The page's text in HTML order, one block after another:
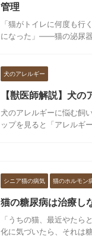
管理
「猫がトイレに何度も行
になった」——猫の泌尿器
犬のアレルギー
【獣医師解説】犬
犬のアレルギーに悩む飼
ップを見ると「アレルギ
シニア猫の病気 猫のホルモン
猫の糖尿病は治療し
「うちの猫、最近やた
化に気づいたら、それは